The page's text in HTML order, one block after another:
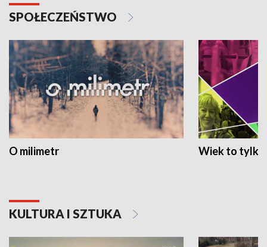
SPOŁECZEŃSTWO
O milimetr Wiek to tylko
KULTURA I SZTUKA